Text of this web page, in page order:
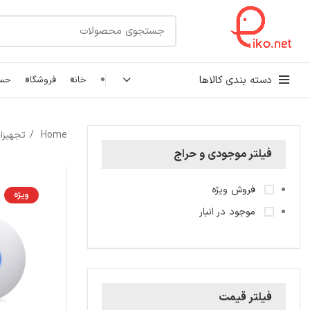
دسته بندی کالاها
کابل شبکه
اتصالات شبکه
خانه فروشگاه
فیلتر موجودی و حراج
فروش ویژه
موجود در انبار
فیلتر قیمت
Home
ویژه